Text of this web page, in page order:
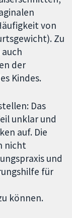
von
Zu
der
Kindes.
Das
unklar und
auf. Die
nicht
und
für
können.